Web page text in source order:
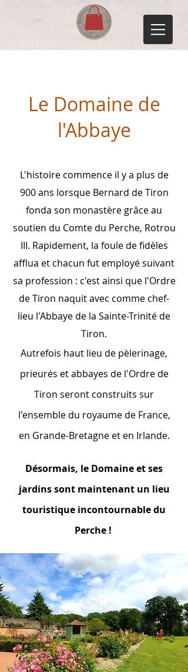
Le Domaine de
l'Abbaye
L'histoire commence il y a plus de
900 ans lorsque Bernard de Tiron
fonda son monastère grâce au
soutien du Comte du Perche, Rotrou
III. Rapidement, la foule de fidèles
afflua et chacun fut employé suivant
sa profession : c'est ainsi que l'Ordre
de Tiron naquit avec comme chef-
lieu l'Abbaye de la Sainte-Trinité de
Tiron.
Autrefois haut lieu de pèlerinage,
prieurés et abbayes de l'Ordre de
Tiron seront construits sur
l'ensemble du royaume de France,
en Grande-Bretagne et en Irlande.
Désormais, le Domaine et ses
jardins sont maintenant un lieu
touristique incontournable du
Perche !